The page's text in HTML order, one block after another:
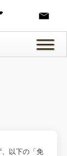
以下の「免